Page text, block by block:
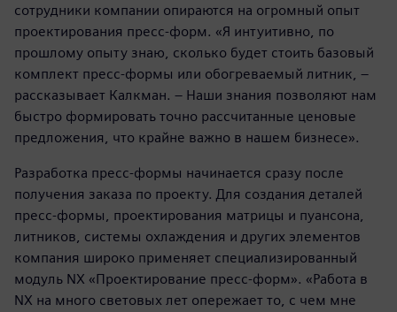
сотрудники компании опираются на огромный опыт
проектирования пресс-форм. «Я интуитивно, по
прошлому опыту знаю, сколько будет стоить базовый
комплект пресс-формы или обогреваемый литник, –
рассказывает Калкман. – Наши знания позволяют нам
быстро формировать точно рассчитанные ценовые
предложения, что крайне важно в нашем бизнесе».
Разработка пресс-формы начинается сразу после
получения заказа по проекту. Для создания деталей
пресс-формы, проектирования матрицы и пуансона,
литников, системы охлаждения и других элементов
компания широко применяет специализированный
модуль NX «Проектирование пресс-форм». «Работа в
NX на много световых лет опережает то, с чем мне